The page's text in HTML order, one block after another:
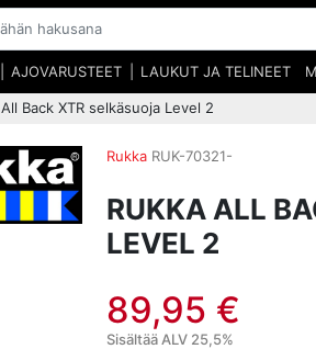
AJOVARUSTEET LAUKUT JA TELINEET
Back XTR selkäsuoja Level 2
Rukka RUK-70321-
RUKKA ALL
LEVEL 2
89,95 €
Sisältää ALV 25,5%